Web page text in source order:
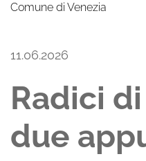
Comune di Venezia
11.06.2026
Radici
due